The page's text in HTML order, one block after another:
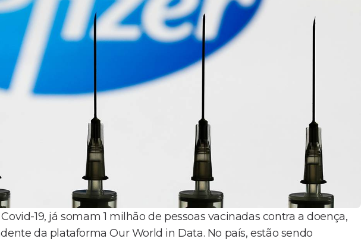
19, já somam 1 milhão de pessoas vacinadas contra a doença,
da plataforma Our World in Data. No país, estão sendo